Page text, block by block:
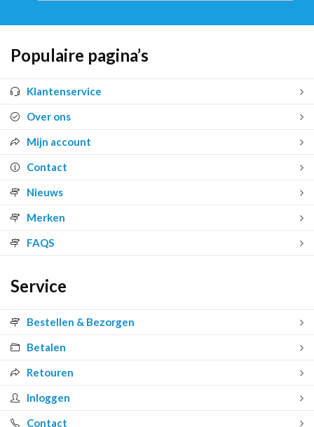
Populaire pagina’s
Klantenservice
Over ons
Mijn account
Contact
Nieuws
Merken
FAQS
Service
Bestellen & Bezorgen
Betalen
Retouren
Inloggen
Contact